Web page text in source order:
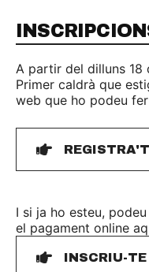
A partir del dilluns 18
Primer caldrà que
web que ho podeu
REGISTRA'T
I si ja ho esteu,
el pagament online
INSCRIU-TE